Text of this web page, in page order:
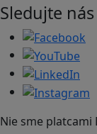
Sledujte
Nie sme platcami